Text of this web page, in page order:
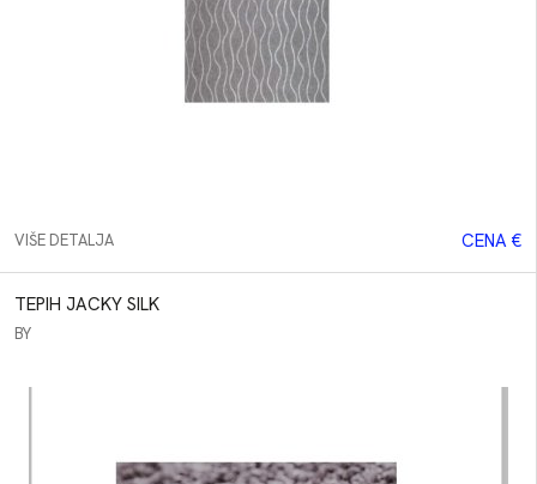
VIŠE DETALJA CENA €
TEPIH JACKY SILK
BY